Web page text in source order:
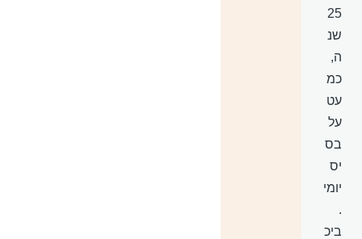
25
שנ
ה,
כמ
עט
על
בס
יס
יומי
.
ביכ